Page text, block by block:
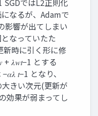
SGDではL2正則化
なるが、Adamで
影響が出てしまい
なっていたた
新時に引く形に修
+ 𝜆𝑤𝑡−1 とする
𝑡−1 となり、
大きい次元(更新が
効果が弱まってし